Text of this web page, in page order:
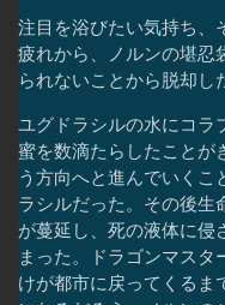
注目を浴びたい気持ち、
疲れから、ノルンの堪忍
られないことから脱却し
ユグドラシルの水にコラ
蜜を数滴たらしたことが
う方向へと進んでいくこ
ラシルだった。その後生
が蔓延し、死の液体に侵
まった。ドラゴンマス
けが都市に戻ってくるま